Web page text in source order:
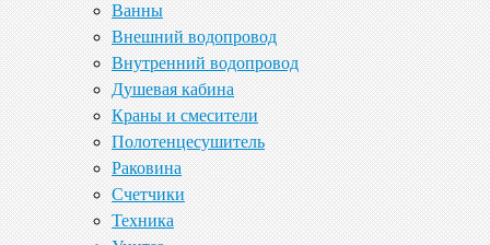
Ванны
Внешний водопровод
Внутренний водопровод
Душевая кабина
Краны и смесители
Полотенцесушитель
Раковина
Счетчики
Техника